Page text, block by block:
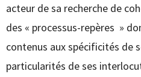
acteur de sa recherche de
des « processus-repères »
contenus aux spécificités de
particularités de ses